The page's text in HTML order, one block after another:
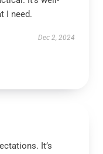
I need.
Dec 2, 2024
It’s